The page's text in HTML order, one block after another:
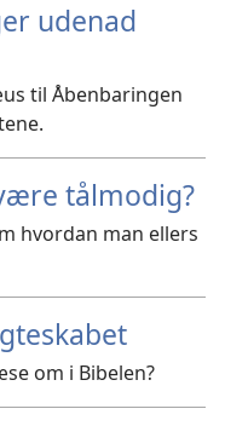
udenad
til Åbenbaringen
tålmodig?
hvordan man ellers
om i Bibelen?